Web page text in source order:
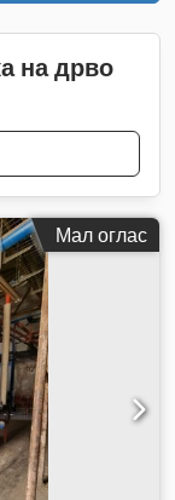
на дрво
Мал оглас